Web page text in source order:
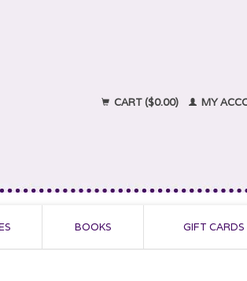
CART ($0.00) MY
BOOKS GIFT CARDS